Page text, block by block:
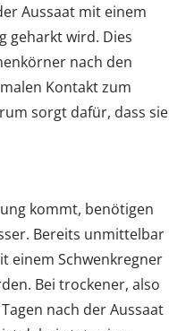
Aussaat mit einem
geharkt wird. Dies
nach den
Kontakt zum
sorgt dafür, dass sie
kommt, benötigen
Bereits unmittelbar
einem Schwenkregner
Bei trockener, also
nach der Aussaat